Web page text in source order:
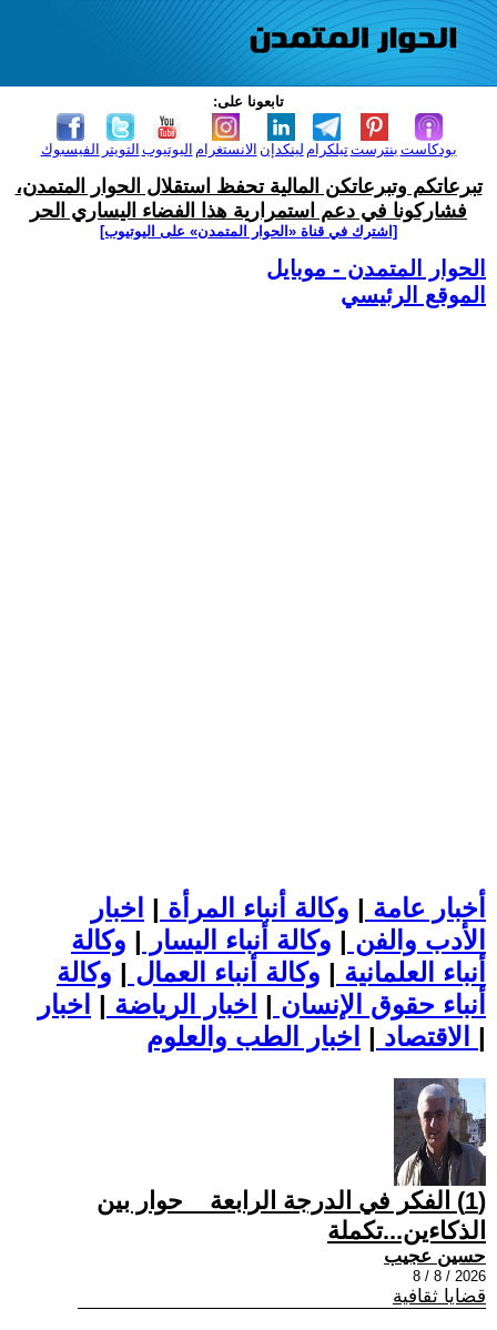
تابعونا على:
الفيسبوك التويتر اليوتيوب الانستغرام لينكدإن تيلكرامبنترست بودكاست
تبرعاتكم وتبرعاتكن المالية تحفظ استقلال الحوار المتمدن،
فشاركونا في دعم استمرارية هذا الفضاء اليساري الحر
[اشترك في قناة ‫«الحوار المتمدن» على اليوتيوب]
الحوار المتمدن - موبايل
الموقع الرئيسي
أخبار عامة | وكالة أنباء المرأة | اخبار
الأدب والفن | وكالة أنباء اليسار | وكالة
أنباء العلمانية | وكالة أنباء العمال | وكالة
أنباء حقوق الإنسان | اخبار الرياضة | اخبار
الاقتصاد | |
(1) الفكر في الدرجة الرابعة _ حوار بين
الذكاءين...تكملة
حسين عجيب
2026 / 8 / 8
قضايا ثقافية